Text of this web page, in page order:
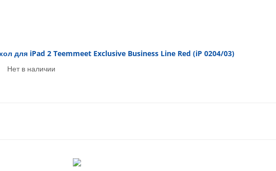
для iPad 2 Teemmeet Exclusive Business Line Red (iP 0204/03)
Нет в наличии